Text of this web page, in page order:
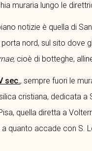
muraria lungo le
notizie è quella di
nord, sul sito dove
, cioè di botteghe,
sec., sempre fuori le
cristiana, dedicata
quella diretta a
quanto accade con S.